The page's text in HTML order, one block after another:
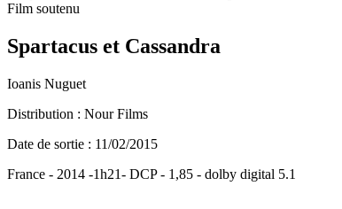
Film soutenu
Spartacus et Cassandra
Ioanis Nuguet
Distribution : Nour Films
Date de sortie : 11/02/2015
France - 2014 -1h21- DCP - 1,85 - dolby digital 5.1